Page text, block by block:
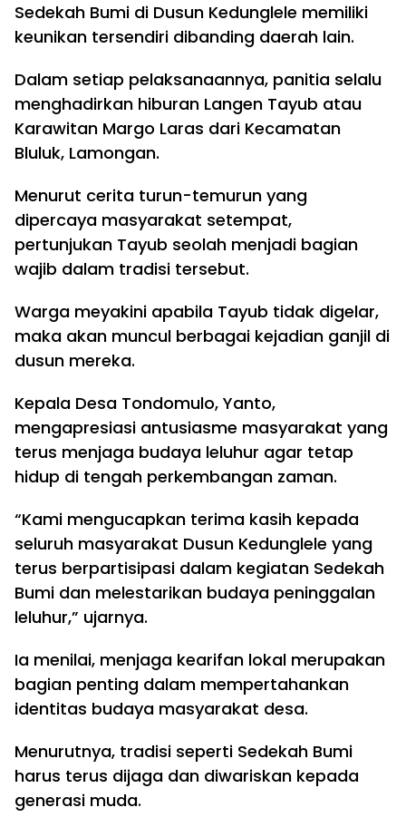
Sedekah Bumi di Dusun Kedunglele memiliki
keunikan tersendiri dibanding daerah lain.
Dalam setiap pelaksanaannya, panitia selalu
menghadirkan hiburan Langen Tayub atau
Karawitan Margo Laras dari Kecamatan
Bluluk, Lamongan.
Menurut cerita turun-temurun yang
dipercaya masyarakat setempat,
pertunjukan Tayub seolah menjadi bagian
wajib dalam tradisi tersebut.
Warga meyakini apabila Tayub tidak digelar,
maka akan muncul berbagai kejadian ganjil di
dusun mereka.
Kepala Desa Tondomulo, Yanto,
mengapresiasi antusiasme masyarakat yang
terus menjaga budaya leluhur agar tetap
hidup di tengah perkembangan zaman.
“Kami mengucapkan terima kasih kepada
seluruh masyarakat Dusun Kedunglele yang
terus berpartisipasi dalam kegiatan Sedekah
Bumi dan melestarikan budaya peninggalan
leluhur,” ujarnya.
Ia menilai, menjaga kearifan lokal merupakan
bagian penting dalam mempertahankan
identitas budaya masyarakat desa.
Menurutnya, tradisi seperti Sedekah Bumi
harus terus dijaga dan diwariskan kepada
generasi muda.